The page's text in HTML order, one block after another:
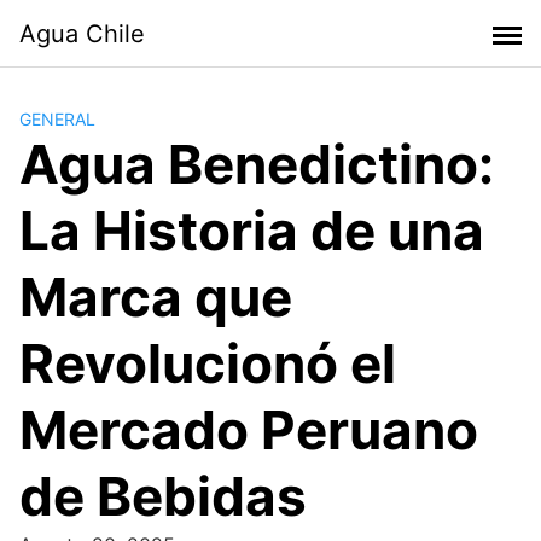
content
Agua Chile
GENERAL
Agua Benedictino:
La Historia de una
Marca que
Revolucionó el
Mercado Peruano
de Bebidas